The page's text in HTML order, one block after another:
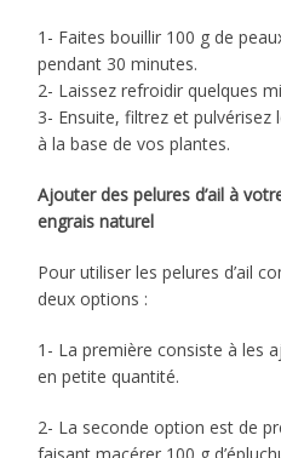
1- Faites bouillir 100 g de
pendant 30 minutes.
2- Laissez refroidir quelques
3- Ensuite, filtrez et
à la base de vos plantes.
Ajouter des pelures d’ail à
engrais naturel
Pour utiliser les pelures d’ail
deux options :
1- La première consiste à les
en petite quantité.
2- La seconde option est de